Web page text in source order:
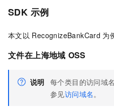
SDK 示例
本文以 RecognizeBankCard 为
文件在上海地域 OSS
说明 每个类目的访问域
参见访问域名。